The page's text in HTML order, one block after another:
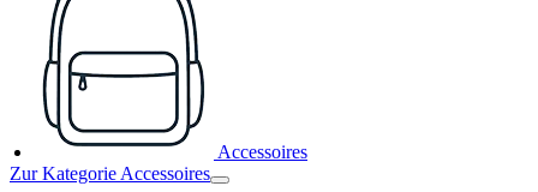
Accessoires
Zur Kategorie Accessoires